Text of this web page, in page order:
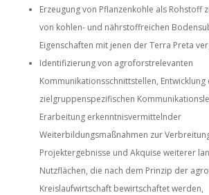
Erzeugung von Pflanzenkohle als Rohstoff
von kohlen- und nährstoffreichen
Eigenschaften mit jenen der Terra Preta
Identifizierung von agroforstrelevanten
Kommunikationsschnittstellen, Entwicklung
zielgruppenspezifischen
Erarbeitung erkenntnisvermittelnder
Weiterbildungsmaßnahmen zur
Projektergebnisse und Akquise weiterer
Nutzflächen, die nach dem Prinzip der
Kreislaufwirtschaft bewirtschaftet werden,